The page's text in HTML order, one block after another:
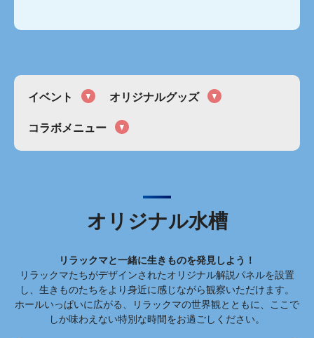
イベント オリジナルグッズ
コラボメニュー
オリジナル水槽
リラックマと一緒に生きものを発見しよう！
リラックマたちがデザインされたオリジナル解説パネルを設置
し、生きものたちをより身近に感じながら観察いただけます。
ホールいっぱいに広がる、リラックマの世界観とともに、ここで
しか味わえない特別な時間をお過ごしください。